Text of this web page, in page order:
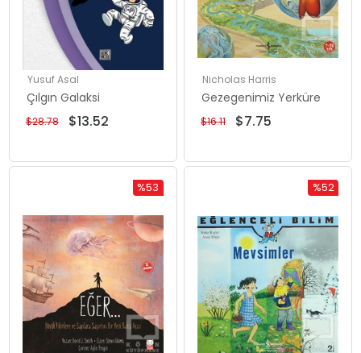
Yusuf Asal
Çılgın Galaksi
$13.52
$28.78
Nicholas Harris
Gezegenimiz Yerküre
$7.75
$16.11
%53
%53Rabatt
%52